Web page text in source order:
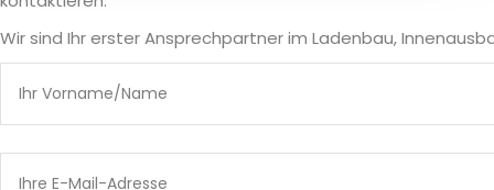
Wir sind Ihr erster Ansprechpartner im Ladenbau,